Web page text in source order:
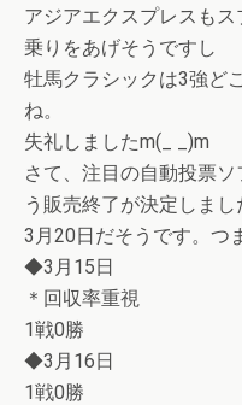
アジアエクスプレスも
乗りをあげそうですし
牡馬クラシックは3強ど
ね。
失礼しましたm(_ _)m
さて、注目の自動投票
う販売終了が決定しまし
3月20日だそうです。つ
◆3月15日
＊回収率重視
1戦0勝
◆3月16日
1戦0勝